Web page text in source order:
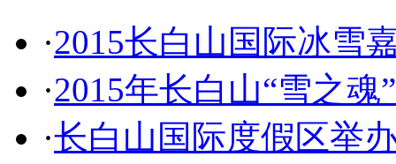
·2015长白山国际冰雪
·2015年长白山“雪之
·长白山国际度假区举